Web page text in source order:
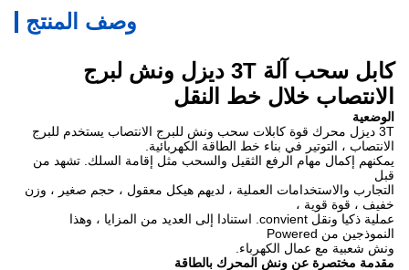
وصف المنتج
كابل سحب آلة 3T ديزل ونش لبرج
الانتصاب خلال خط النقل
الوضعية
3T ديزل محرك قوة كابلات سحب ونش للبرج الانتصاب يستخدم للبرج
الانتصاب ، التوتير في بناء خط الطاقة الكهربائية.
يمكنهم إكمال مهام الرفع الثقيل والسحب مثل إقامة السلك.
تشهد من
قبل
التجارب والاستخدامات العملية ، لديهم هيكل معقول ، حجم صغير ، وزن
خفيف ، قوة قوية ،
عملية ذكيا ونقل convient.
استنادا إلى العديد من المزايا ، وهذا
النموذجين من Powered
ونش شعبية مع عمال الكهرباء.
مقدمة مختصرة عن ونش المحرك بالطاقة